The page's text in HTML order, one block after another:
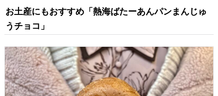
お土産にもおすすめ「熱海ばたーあんパンまんじゅ
うチョコ」